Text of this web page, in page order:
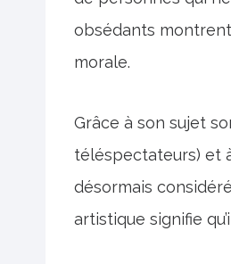
obsédants
morale.
Grâce à son sujet
téléspectateurs) et
désormais
artistique signifie